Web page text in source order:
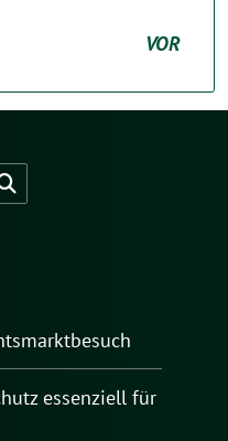
VOR
essenziell für